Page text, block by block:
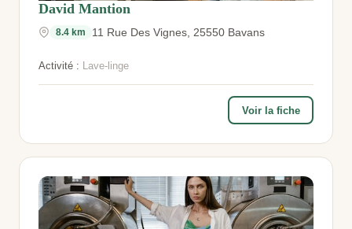
David Mantion
8.4 km 11 Rue Des Vignes, 25550 Bavans
Activité : Lave-linge
Voir la fiche